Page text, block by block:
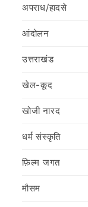
अपराध/हादसे
आंदोलन
उत्तराखंड
खेल-कूद
खोजी नारद
धर्म संस्कृति
फ़िल्‍म जगत
मौसम